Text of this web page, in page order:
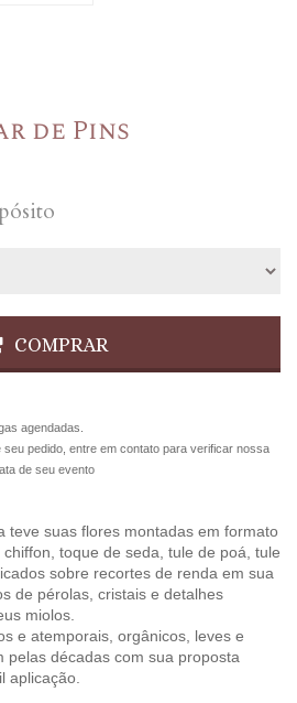
de Pins
COMPRAR
agendadas.
pedido, entre em contato para verificar nossa
de seu evento
teve suas flores montadas em formato
toque de seda, tule de poá, tule
sobre recortes de renda em sua
de pérolas, cristais e detalhes
miolos.
e atemporais, orgânicos, leves e
pelas décadas com sua proposta
aplicação.